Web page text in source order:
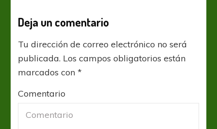
Deja un comentario
Tu dirección de correo electrónico no será
publicada. Los campos obligatorios están
marcados con*
Comentario